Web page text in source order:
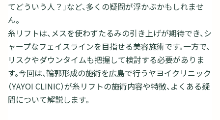
てどういう人？」など、多くの疑問が浮かぶかもしれませ
ん。
糸リフトは、メスを使わずたるみの引き上げが期待でき、シ
ャープなフェイスラインを目指せる美容施術です。一方で、
リスクやダウンタイムも把握して検討する必要がありま
す。今回は、輪郭形成の施術を広島で行うヤヨイクリニック
（YAYOI CLINIC）が糸リフトの施術内容や特徴、よくある疑
問について解説します。